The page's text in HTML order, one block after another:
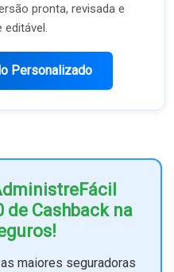
pronta, revisada e
editável.
Personalizado
de Cashback na
maiores seguradoras